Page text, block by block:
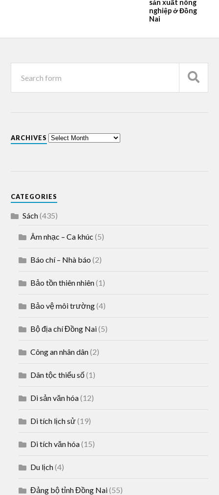
sản xuất nông
nghiệp ở Đồng
Nai
ARCHIVES
CATEGORIES
Sách(435)
Âm nhạc – Ca khúc (5)
Báo chí – Nhà báo (2)
Bảo tồn thiên nhiên(1)
Bảo vệ môi trường(4)
Bộ địa chí Đồng Nai(5)
Công an nhân dân(2)
Dân tộc thiểu số(1)
Di sản văn hóa(12)
Di tích lịch sử(19)
Di tích văn hóa(15)
Du lịch(4)
Đảng bộ tỉnh Đồng Nai(55)